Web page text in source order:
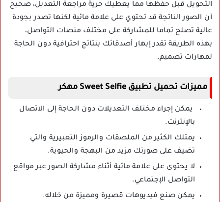
التحويل قبل حفظها مما يعطيك حرية مراجعة التعديل، صحيح
أن الصور الناتجة قد تحتوي على علامة مائية لكنها تصدر بجودة
عالية تصلح تماما للمشاركة على مختلف منصات التواصل،
بهذه الطريقة تقدر إبهار أصدقائك بنتائج احترافية دون الحاجة
لمهارات تصميم.
مميزات تحميل تطبيق Sweet Selfie مهكر
يمكن إجراء مختلف التعديلات دون الحاجة إلى الاتصال
بالإنترنت.
يمتلك الكثير من الملصقات والرموز التعبيرية والتي
تضيف على صورتك مزيد من البهجة والحيوية.
لا يحتوى على علامة مائية أثناء مشاركة الصور عبر مواقع
التواصل الإجتماعي.
يمكن صنع فيديوهات قصيرة ومميزة من خلاله.